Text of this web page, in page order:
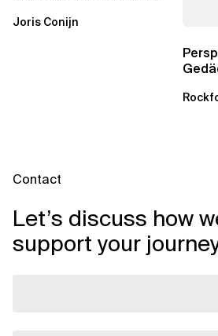
wichtig sind
Joris Conijn
dem...
Contact
Let’s discuss how
support your